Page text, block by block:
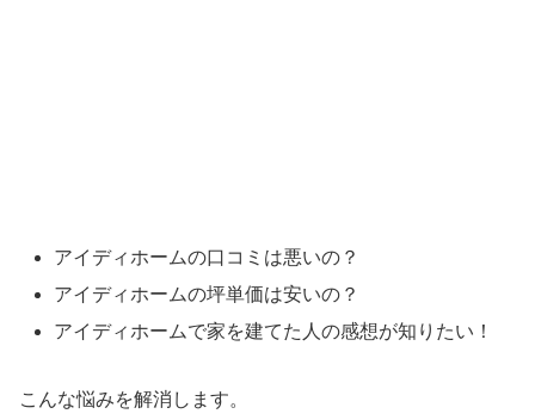
アイディホームの口コミは悪いの？
アイディホームの坪単価は安いの？
アイディホームで家を建てた人の感想が知りたい！
こんな悩みを解消します。